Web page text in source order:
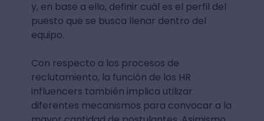
y, en base a ello, definir cuál es el perfil del
puesto que se busca llenar dentro del
equipo.
Con respecto a los procesos de
reclutamiento, la función de los HR
influencers también implica utilizar
diferentes mecanismos para convocar a la